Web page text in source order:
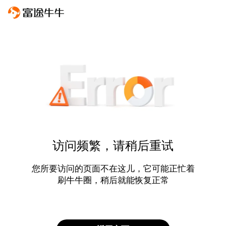
访问频繁，请稍后重试
您所要访问的页面不在这儿，它可能正忙着
刷牛牛圈，稍后就能恢复正常